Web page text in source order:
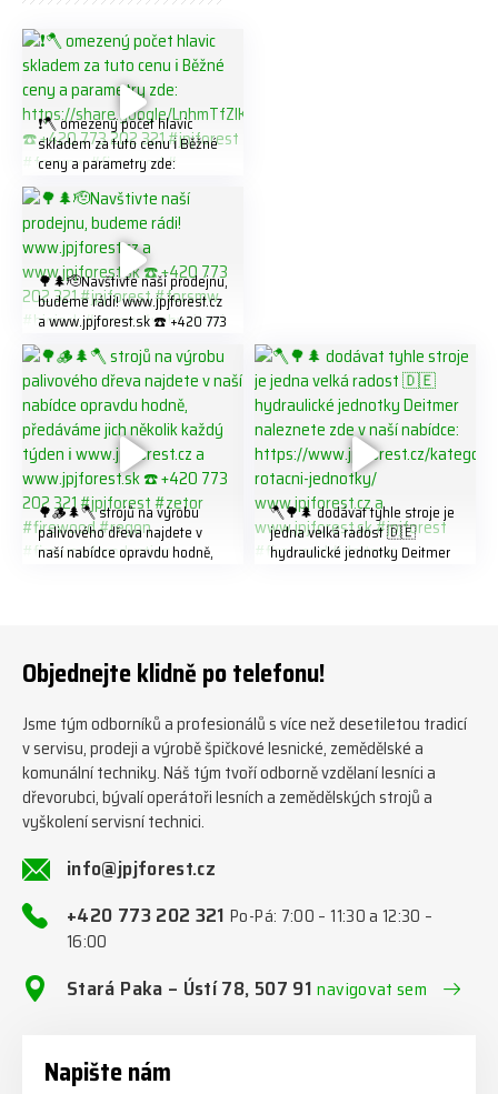
❗️🪓 omezený počet hlavic
skladem za tuto cenu ℹ️ Běžné
ceny a parametry zde:
K8W5t7i6o ☎️ +420 773 202
321 #jpjforest #forsmw
#firewood #
🌳🌲🫡Navštivte naší prodejnu,
budeme rádi! www.jpjforest.cz
a www.jpjforest.sk ☎️ +420 773
#biojack #regon #vahvajussi
🌳🪵🌲🪓 strojů na výrobu
palivového dřeva najdete v
naší nabídce opravdu hodně,
#firewoodproduction
🪓🌳🌲 dodávat tyhle stroje je
jedna velká radost 🇩🇪
hydraulické jednotky Deitmer
#firewood #deitmer
Objednejte klidně po telefonu!
Jsme tým odborníků a profesionálů s více než desetiletou tradicí
v servisu, prodeji a výrobě špičkové lesnické, zemědělské a
komunální techniky. Náš tým tvoří odborně vzdělaní lesníci a
dřevorubci, bývalí operátoři lesních a zemědělských strojů a
vyškolení servisní technici.
info@jpjforest.cz
+420 773 202 321Po-Pá: 7:00 – 11:30 a 12:30 –
16:00
Stará Paka – Ústí 78, 507 91navigovat sem
Napište nám